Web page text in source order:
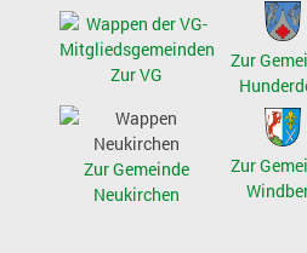
Zur VG
Zur
Zur Gemeinde
Neukirchen
Zur